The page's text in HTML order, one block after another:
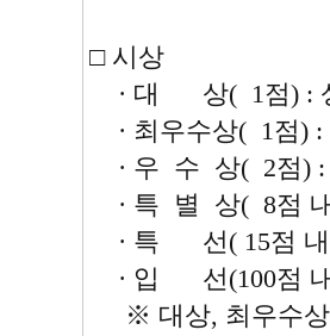
□ 시상
· 대 상( 1점) :
· 최우수상( 1
· 우 수 상( 2
· 특 별 상( 8점
· 특 선( 15점
· 입 선(100점
※ 대상, 최우수상,